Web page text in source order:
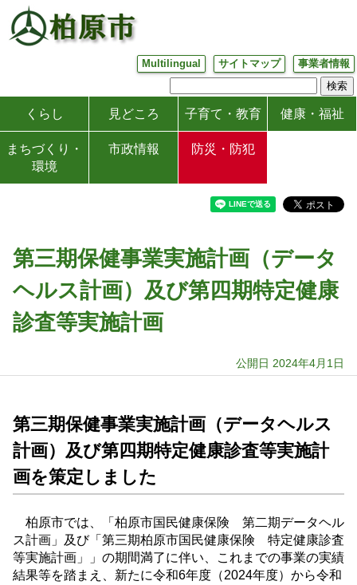
Multilingual サイトマップ 事業者情報
くらし 見どころ 子育て・教育 健康・福祉
まちづくり・
環境
市政情報 防災・防犯
第三期保健事業実施計画（データ
ヘルス計画）及び第四期特定健康
診査等実施計画
公開日 2024年4月1日
第三期保健事業実施計画（データヘルス
計画）及び第四期特定健康診査等実施計
画を策定しました
柏原市では、「柏原市国民健康保険 第二期データヘル
ス計画」及び「第三期柏原市国民健康保険 特定健康診査
等実施計画」」の期間満了に伴い、これまでの事業の実績
結果等を踏まえ、新たに令和6年度（2024年度）から令和